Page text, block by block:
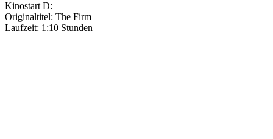
Kinostart D:
Originaltitel: The Firm
Laufzeit: 1:10 Stunden